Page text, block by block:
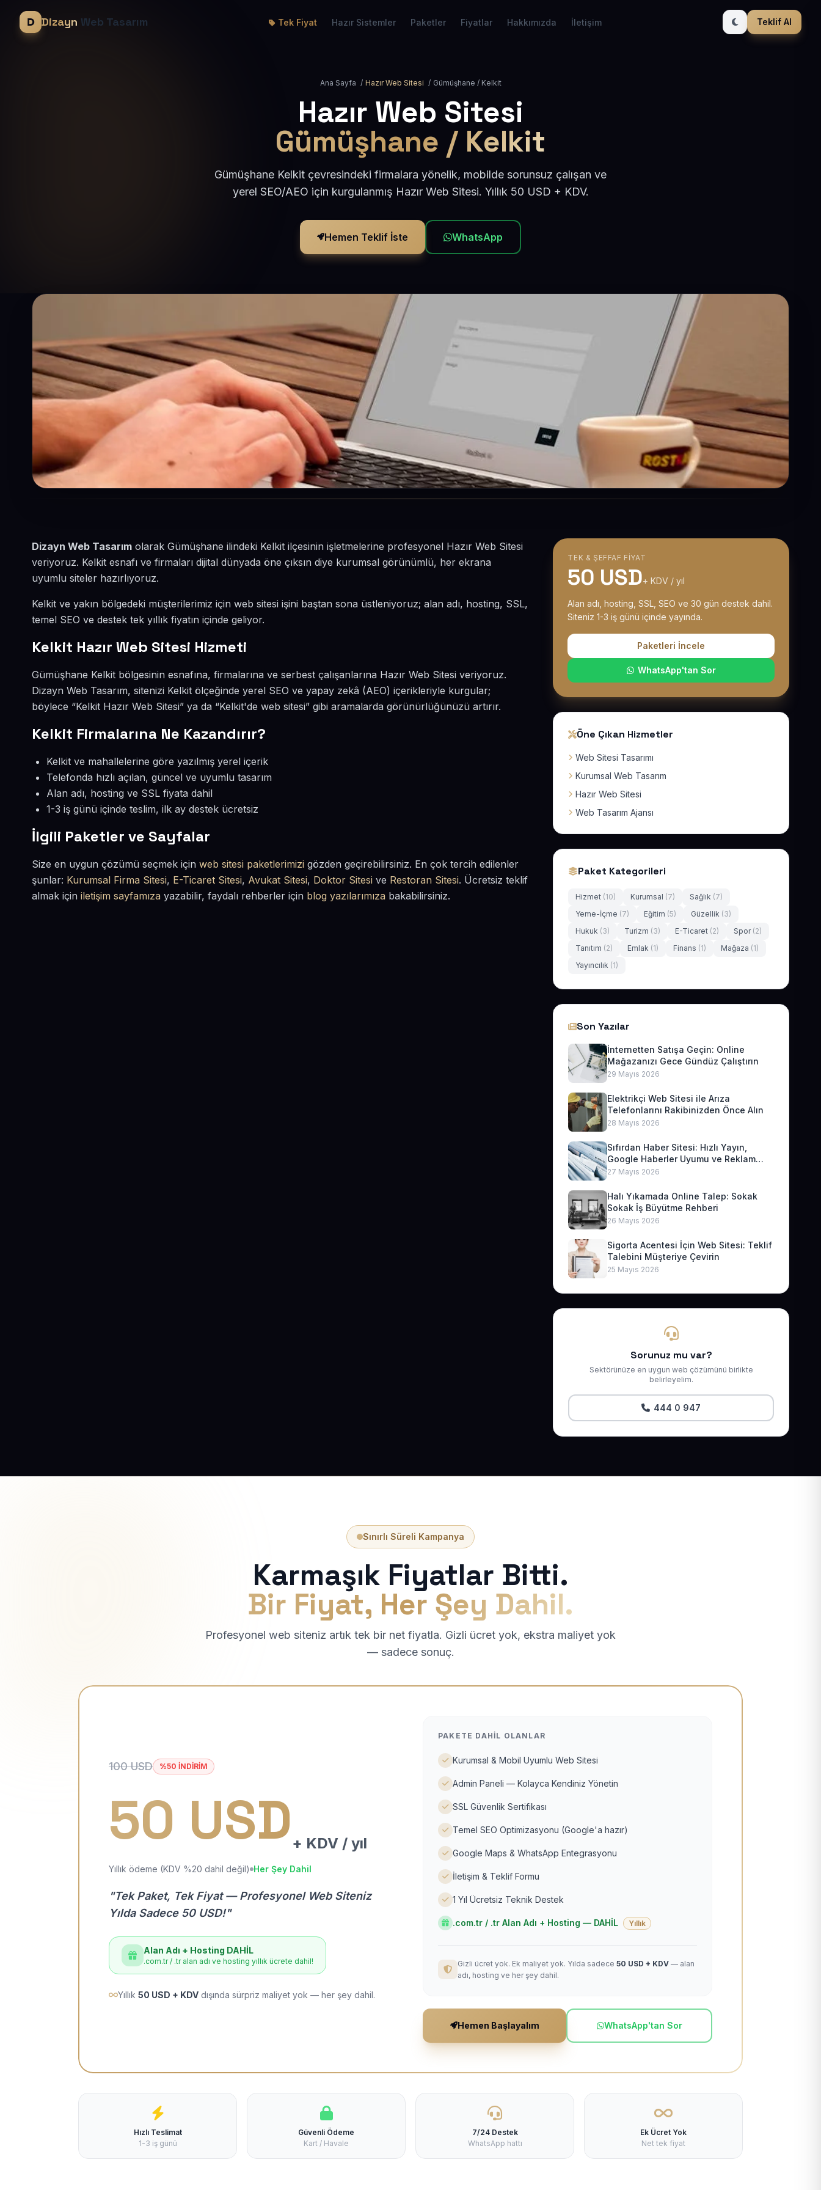
Dizayn Web Tasarım Tek Fiyat Hazır Sistemler Paketler Fiyatlar Hakkımızda İletişim Teklif Al
Ana Sayfa / Hazır Web Sitesi / Gümüşhane / Kelkit
Hazır Web Sitesi
Gümüşhane / Kelkit
Gümüşhane Kelkit çevresindeki firmalara yönelik, mobilde sorunsuz çalışan ve
yerel SEO/AEO için kurgulanmış Hazır Web Sitesi. Yıllık 50 USD + KDV.
Hemen Teklif İste WhatsApp
Dizayn Web Tasarım olarak Gümüşhane ilindeki Kelkit ilçesinin işletmelerine profesyonel Hazır Web Sitesi
veriyoruz. Kelkit esnafı ve firmaları dijital dünyada öne çıksın diye kurumsal görünümlü, her ekrana
uyumlu siteler hazırlıyoruz.
Kelkit ve yakın bölgedeki müşterilerimiz için web sitesi işini baştan sona üstleniyoruz; alan adı, hosting, SSL,
temel SEO ve destek tek yıllık fiyatın içinde geliyor.
Kelkit Hazır Web Sitesi Hizmeti
Gümüşhane Kelkit bölgesinin esnafına, firmalarına ve serbest çalışanlarına Hazır Web Sitesi veriyoruz.
Dizayn Web Tasarım, sitenizi Kelkit ölçeğinde yerel SEO ve yapay zekâ (AEO) içerikleriyle kurgular;
böylece “Kelkit Hazır Web Sitesi” ya da “Kelkit'de web sitesi” gibi aramalarda görünürlüğünüzü artırır.
Kelkit Firmalarına Ne Kazandırır?
Kelkit ve mahallelerine göre yazılmış yerel içerik
Telefonda hızlı açılan, güncel ve uyumlu tasarım
Alan adı, hosting ve SSL fiyata dahil
1-3 iş günü içinde teslim, ilk ay destek ücretsiz
İlgili Paketler ve Sayfalar
Size en uygun çözümü seçmek için web sitesi paketlerimizi gözden geçirebilirsiniz. En çok tercih edilenler
şunlar: Kurumsal Firma Sitesi, E-Ticaret Sitesi, Avukat Sitesi, Doktor Sitesi ve Restoran Sitesi. Ücretsiz teklif
almak için iletişim sayfamıza yazabilir, faydalı rehberler için blog yazılarımıza bakabilirsiniz.
TEK & ŞEFFAF FIYAT
50 USD+ KDV / yıl
Alan adı, hosting, SSL, SEO ve 30 gün destek dahil.
Siteniz 1-3 iş günü içinde yayında.
Paketleri İncele
WhatsApp'tan Sor
Öne Çıkan Hizmetler
Web Sitesi Tasarımı
Kurumsal Web Tasarım
Hazır Web Sitesi
Web Tasarım Ajansı
Paket Kategorileri
Hizmet (10) Kurumsal (7) Sağlık (7)
Yeme-İçme (7) Eğitim (5) Güzellik (3)
Hukuk (3) Turizm (3) E-Ticaret (2) Spor (2)
Tanıtım (2) Emlak (1) Finans (1) Mağaza (1)
Yayıncılık (1)
Son Yazılar
İnternetten Satışa Geçin: Online
Mağazanızı Gece Gündüz Çalıştırın
29 Mayıs 2026
Elektrikçi Web Sitesi ile Arıza
Telefonlarını Rakibinizden Önce Alın
28 Mayıs 2026
Sıfırdan Haber Sitesi: Hızlı Yayın,
Google Haberler Uyumu ve Reklam
Geliri
27 Mayıs 2026
Halı Yıkamada Online Talep: Sokak
Sokak İş Büyütme Rehberi
26 Mayıs 2026
Sigorta Acentesi İçin Web Sitesi: Teklif
Talebini Müşteriye Çevirin
25 Mayıs 2026
Sorunuz mu var?
Sektörünüze en uygun web çözümünü birlikte
belirleyelim.
444 0 947
Sınırlı Süreli Kampanya
Karmaşık Fiyatlar Bitti.
Bir Fiyat, Her Şey Dahil.
Profesyonel web siteniz artık tek bir net fiyatla. Gizli ücret yok, ekstra maliyet yok
— sadece sonuç.
100 USD %50 İNDİRİM
50 USD + KDV / yıl
Yıllık ödeme (KDV %20 dahil değil) Her Şey Dahil
"Tek Paket, Tek Fiyat — Profesyonel Web Siteniz
Yılda Sadece 50 USD!"
Alan Adı + Hosting DAHİL
.com.tr / .tr alan adı ve hosting yıllık ücrete dahil!
Yıllık 50 USD + KDV dışında sürpriz maliyet yok — her şey dahil.
PAKETE DAHIL OLANLAR
Kurumsal & Mobil Uyumlu Web Sitesi
Admin Paneli — Kolayca Kendiniz Yönetin
SSL Güvenlik Sertifikası
Temel SEO Optimizasyonu (Google'a hazır)
Google Maps & WhatsApp Entegrasyonu
İletişim & Teklif Formu
1 Yıl Ücretsiz Teknik Destek
.com.tr / .tr Alan Adı + Hosting — DAHİL Yıllık
Gizli ücret yok. Ek maliyet yok. Yılda sadece 50 USD + KDV — alan
adı, hosting ve her şey dahil.
Hemen Başlayalım WhatsApp'tan Sor
Hızlı Teslimat
1-3 iş günü
Güvenli Ödeme
Kart / Havale
7/24 Destek
WhatsApp hattı
Ek Ücret Yok
Net tek fiyat